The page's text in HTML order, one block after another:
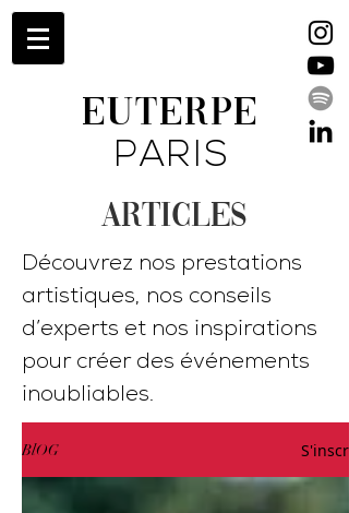
EUTERPE
PARIS
ARTICLES
Découvrez nos prestations
artistiques, nos conseils
d’experts et nos inspirations
pour créer des événements
inoubliables.
BlOG